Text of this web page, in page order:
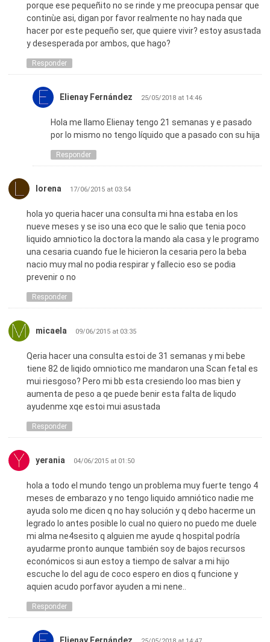
de su edad pero sana dentro de lo que cabe tambien e
notado que su pie esta un poco curvo y leyendo en internet
decia que tambien son secuelas o pueden ser secuelas de lo
mismo asi que padres hay que checar todo detalle que
importa que te juzguen loco es mi consejo a mi me decian
paranoica y siempre pensare que si no hubiera preguntado
hubiera muerta o hubiera quedad con secuelas graves dios
me ilumino aquella vez y doy gracias despues de todo no
estamos tan locos uno los lleva dentro y son corazonadas si
sientes que algo anda mal no esperes a que pase o sea peor
de tu bebe mis mejores deceos para los futuros padres aun
fallecieron hay esperanzaz si actuan a tiempo se los digo
por experiencia 🙂 mi bebe esta feliz y a salvo en casa
gracias a dios y a nuestro esfuerzo saludos!!
porque ese pequeñito no se rinde y me preocupa pensar que
continùe asi, digan por favor realmente no hay nada que
hacer por este pequeño ser, que quiere vivir? estoy asustada
y desesperada por ambos, que hago?
Responder
Elienay Fernández 25/05/2018 at 14:46
Hola me llamo Elienay tengo 21 semanas y e pasado
por lo mismo no tengo líquido que a pasado con su hija
Responder
lorena 17/06/2015 at 03:54
hola yo queria hacer una consulta mi hna estaba en los
nueve meses y se iso una eco que le salio que tenia poco
liquido amniotico la doctora la mando ala casa y le programo
una cesaria cuando fue le hicieron la cesaria pero la beba
nacio muy mal no podia respirar y fallecio eso se podia
prevenir o no
Responder
micaela 09/06/2015 at 03:35
Qeria hacer una consulta estoi de 31 semanas y mi bebe
tiene 82 de liqido omniotico me mandaron una Scan fetal es
mui riesgoso? Pero mi bb esta cresiendo loo mas bien y
aumenta de peso a qe puede benir esta falta de liqudo
ayudenme xqe estoi mui asustada
Responder
yerania 04/06/2015 at 01:50
hola a todo el mundo tengo un problema muy fuerte tengo 4
meses de embarazo y no tengo liquido amniótico nadie me
ayuda solo me dicen q no hay solución y q debo hacerme un
legrado lo antes posible lo cual no quiero no puedo me duele
mi alma ne4sesito q alguien me ayude q hospital podría
ayudarme pronto aunque también soy de bajos recursos
económicos si aun estoy a tiempo de salvar a mi hijo
escuche lo del agu de coco espero en dios q funcione y
aquien acudo porfavor ayuden a mi nene..
Responder